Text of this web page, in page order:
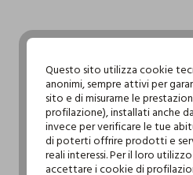
Questo sito utilizza cookie
anonimi, sempre attivi per
sito e di misurarne le
profilazione), installati anche
invece per verificare le tue
di poterti offrire prodotti e
reali interessi. Per il loro
accettare i cookie di